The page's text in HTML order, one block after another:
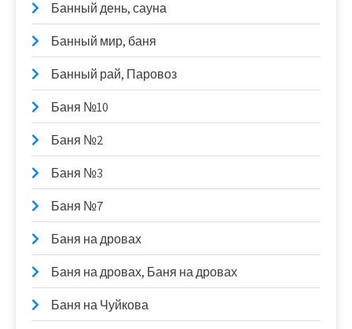
Банный день, сауна
Банный мир, баня
Банный рай, Паровоз
Баня №10
Баня №2
Баня №3
Баня №7
Баня на дровах
Баня на дровах, Баня на дровах
Баня на Чуйкова